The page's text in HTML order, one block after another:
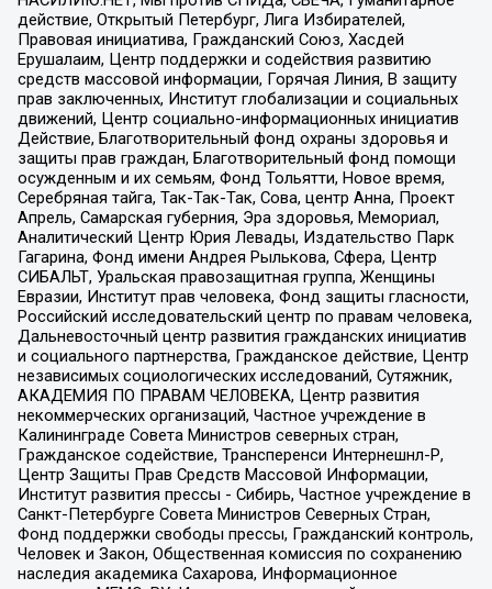
действие, Открытый Петербург, Лига Избирателей,
Правовая инициатива, Гражданский Союз, Хасдей
Ерушалаим, Центр поддержки и содействия развитию
средств массовой информации, Горячая Линия, В защиту
прав заключенных, Институт глобализации и социальных
движений, Центр социально-информационных инициатив
Действие, Благотворительный фонд охраны здоровья и
защиты прав граждан, Благотворительный фонд помощи
осужденным и их семьям, Фонд Тольятти, Новое время,
Серебряная тайга, Так-Так-Так, Сова, центр Анна, Проект
Апрель, Самарская губерния, Эра здоровья, Мемориал,
Аналитический Центр Юрия Левады, Издательство Парк
Гагарина, Фонд имени Андрея Рылькова, Сфера, Центр
СИБАЛЬТ, Уральская правозащитная группа, Женщины
Евразии, Институт прав человека, Фонд защиты гласности,
Российский исследовательский центр по правам человека,
Дальневосточный центр развития гражданских инициатив
и социального партнерства, Гражданское действие, Центр
независимых социологических исследований, Сутяжник,
АКАДЕМИЯ ПО ПРАВАМ ЧЕЛОВЕКА, Центр развития
некоммерческих организаций, Частное учреждение в
Калининграде Совета Министров северных стран,
Гражданское содействие, Трансперенси Интернешнл-Р,
Центр Защиты Прав Средств Массовой Информации,
Институт развития прессы - Сибирь, Частное учреждение в
Санкт-Петербурге Совета Министров Северных Стран,
Фонд поддержки свободы прессы, Гражданский контроль,
Человек и Закон, Общественная комиссия по сохранению
наследия академика Сахарова, Информационное